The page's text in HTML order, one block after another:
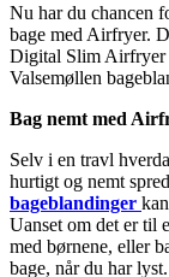
Nu har du chancen
bage med Airfryer.
Digital Slim Airfryer
Valsemøllen
Bag nemt med
Selv i en travl
hurtigt og nemt
bageblandinger
Uanset om det er til
med børnene, eller
bage, når du har lyst.